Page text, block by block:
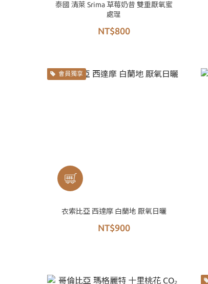
泰國 清萊 Srima 草莓奶昔 雙重厭氧蜜
處理
NT$800
會員獨享
衣索比亞 西達摩 白蘭地 厭氧日曬
NT$900